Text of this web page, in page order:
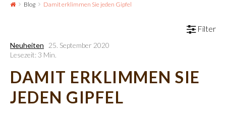
Blog Damit erklimmen Sie jeden Gipfel
Filter
Neuheiten
25. September 2020
Lesezeit: 3 Min.
DAMIT ERKLIMMEN SIE
JEDEN GIPFEL